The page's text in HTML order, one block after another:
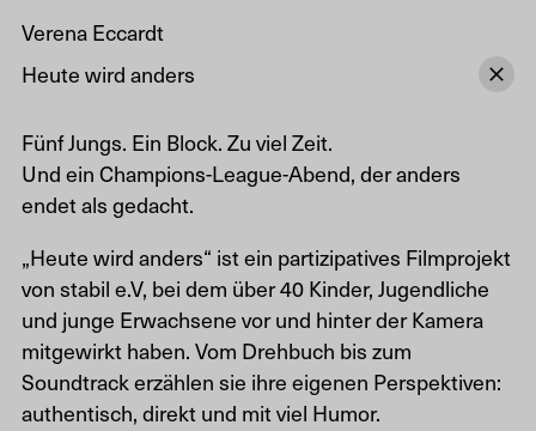
Verena Eccardt
Heute wird anders
Fünf Jungs. Ein Block. Zu viel Zeit.
Und ein Champions-League-Abend, der anders
endet als gedacht.
„Heute wird anders“ ist ein partizipatives Filmprojekt
von stabil e.V, bei dem über 40 Kinder, Jugendliche
und junge Erwachsene vor und hinter der Kamera
mitgewirkt haben. Vom Drehbuch bis zum
Soundtrack erzählen sie ihre eigenen Perspektiven:
authentisch, direkt und mit viel Humor.